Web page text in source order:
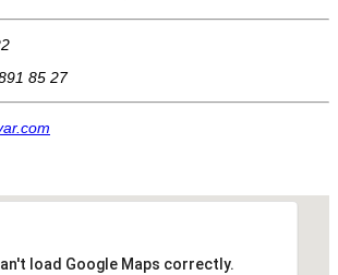
85 27
load Google Maps correctly.